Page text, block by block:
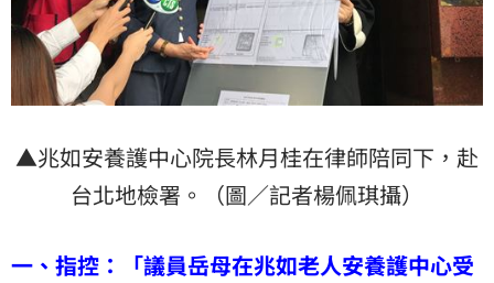
▲兆如安養護中心院長林月桂在律師陪同下，赴
台北地檢署。（圖／記者楊佩琪攝）
一、指控：「議員岳母在兆如老人安養護中心受